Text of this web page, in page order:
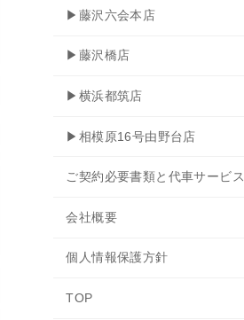
▶藤沢六会本店
▶藤沢橋店
▶横浜都筑店
▶相模原16号由野台店
ご契約必要書類と代車サービス
会社概要
個人情報保護方針
TOP